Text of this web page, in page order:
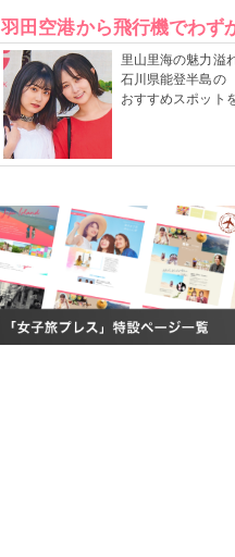
羽田空港から飛行機でわず
里山里海の魅力溢
石川県能登半島の
おすすめスポット